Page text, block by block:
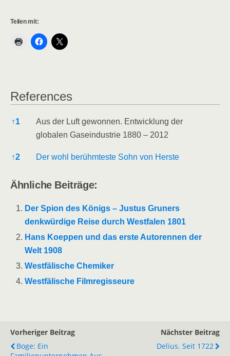
Teilen mit:
References
References
↑1
Aus der Luft gewonnen. Entwicklung der
globalen Gaseindustrie 1880 – 2012
↑2 Der wohl berühmteste Sohn von Herste
Ähnliche Beiträge:
Der Spion des Königs – Justus Gruners
denkwürdige Reise durch Westfalen 1801
Hans Koeppen und das erste Autorennen der
Welt 1908
Westfälische Chemiker
Westfälische Filmregisseure
Vorheriger Beitrag
Boge: Ein
Nächster Beitrag
Delius. Seit 1722